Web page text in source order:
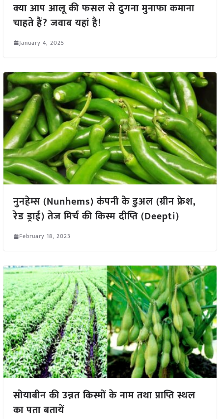
क्या आप आलू की फसल से दुगना मुनाफा कमाना
चाहते हैं? जवाब यहां है!
January 4, 2025
नुनहेम्स (Nunhems) कंपनी के डुअल (ग्रीन फ्रेश,
रेड ड्राई) तेज मिर्च की किस्म दीप्ति (Deepti)
February 18, 2023
सोयाबीन की उन्नत किस्मों के नाम तथा प्राप्ति स्थल
का पता बतायें